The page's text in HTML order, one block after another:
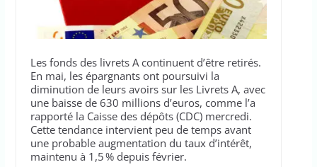
Les fonds des livrets A continuent d’être retirés.
En mai, les épargnants ont poursuivi la
diminution de leurs avoirs sur les Livrets A, avec
une baisse de 630 millions d’euros, comme l’a
rapporté la Caisse des dépôts (CDC) mercredi.
Cette tendance intervient peu de temps avant
une probable augmentation du taux d’intérêt,
maintenu à 1,5 % depuis février.